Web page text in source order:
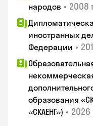
народов • 2008
иностранных
Федерации •
образования
«СКАЕНГ») • 2026